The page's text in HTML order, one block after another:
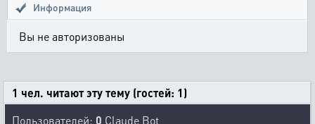
Информация
Вы не авторизованы
1 чел. читают эту тему (гостей: 1)
Пользователей: 0 Claude Bot